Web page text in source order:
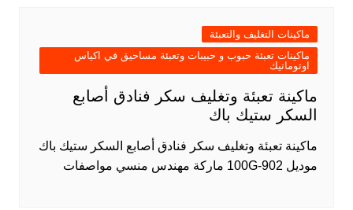
ماكينات التغليف والتعبئة
ماكينات تعبئة حبوب و حبيبات وتعبئة مساحيق في اكياس
اوتوماتيك
ماكينة تعبئة وتغليف سكر فنادق أصابع
السكر ستيك باك
ماكينة تعبئة وتغليف سكر فنادق أصابع السكر ستيك باك
موديل 902-100G ماركة مهندس منسي مواصفات